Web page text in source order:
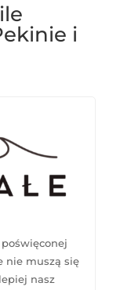
i
nie muszą się
nasz